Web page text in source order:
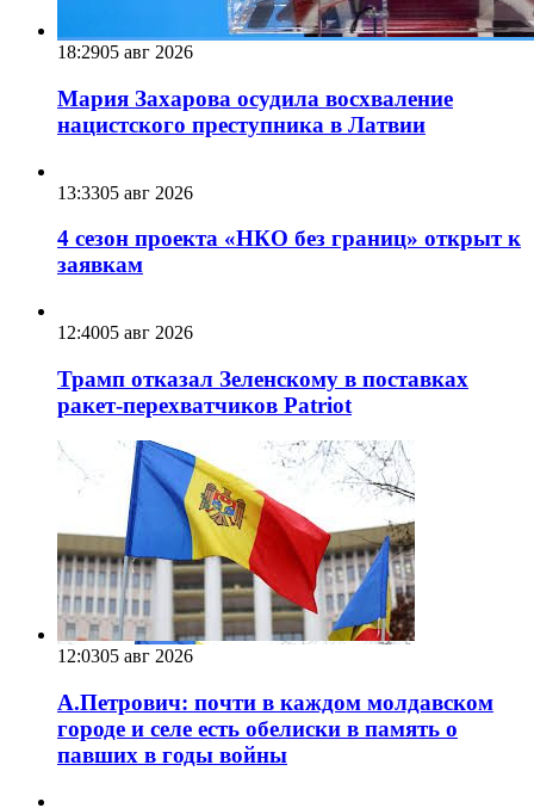
18:2905 авг 2026
Мария Захарова осудила восхваление
нацистского преступника в Латвии
13:3305 авг 2026
4 сезон проекта «НКО без границ» открыт к
заявкам
12:4005 авг 2026
Трамп отказал Зеленскому в поставках
ракет-перехватчиков Patriot
12:0305 авг 2026
А.Петрович: почти в каждом молдавском
городе и селе есть обелиски в память о
павших в годы войны